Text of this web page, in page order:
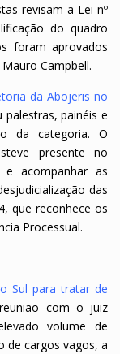
revisam a Lei nº
do quadro
foram aprovados
Campbell.
da Abojeris no
palestras, painéis e
da categoria. O
presente no
e acompanhar as
das
que reconhece os
Processual.
Sul para tratar de
com o juiz
volume de
de cargos vagos, a